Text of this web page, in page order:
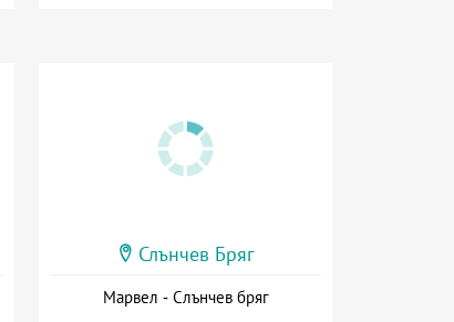
Слънчев Бряг
Марвел - Слънчев бряг